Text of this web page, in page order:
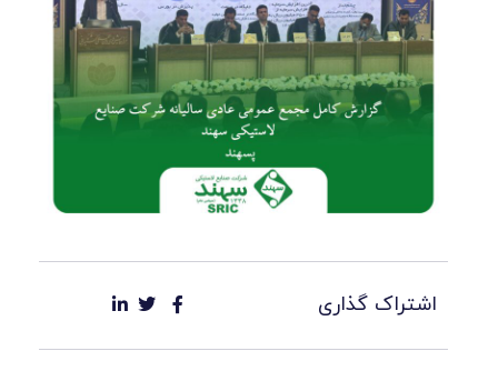
اشتراک گذاری